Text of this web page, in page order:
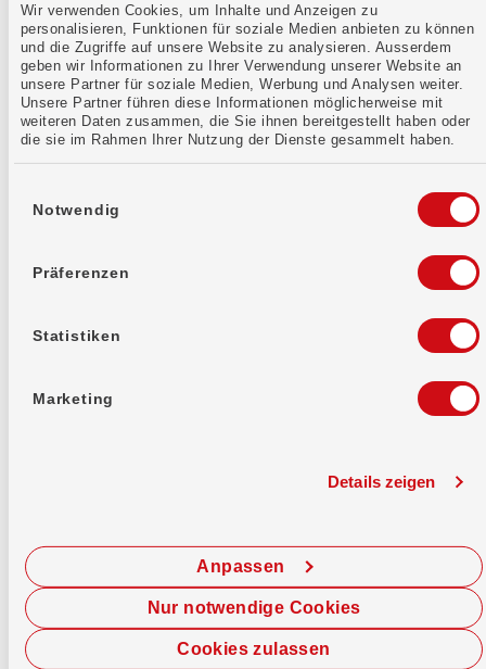
Wir verwenden Cookies, um Inhalte und Anzeigen zu
personalisieren, Funktionen für soziale Medien anbieten zu können
und die Zugriffe auf unsere Website zu analysieren. Ausserdem
geben wir Informationen zu Ihrer Verwendung unserer Website an
unsere Partner für soziale Medien, Werbung und Analysen weiter.
Unsere Partner führen diese Informationen möglicherweise mit
weiteren Daten zusammen, die Sie ihnen bereitgestellt haben oder
die sie im Rahmen Ihrer Nutzung der Dienste gesammelt haben.
Notwendig
Präferenzen
Statistiken
Marketing
Details zeigen
Cookies zulassen
Anpassen
Nur notwendige Cookies
Mehr erfahren
Kontaktformular
Jetzt chatten